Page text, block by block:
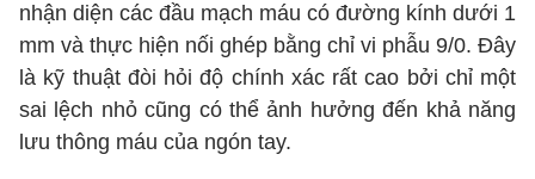
nhận diện các đầu mạch máu có đường kính dưới 1
mm và thực hiện nối ghép bằng chỉ vi phẫu 9/0. Đây
là kỹ thuật đòi hỏi độ chính xác rất cao bởi chỉ một
sai lệch nhỏ cũng có thể ảnh hưởng đến khả năng
lưu thông máu của ngón tay.